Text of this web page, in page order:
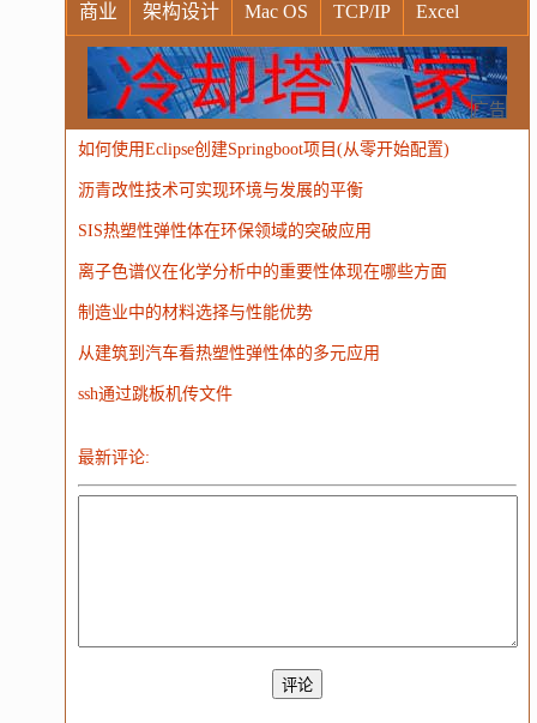
商业 架构设计 Mac OS TCP/IP Excel
Windows Oracle Socket VR Vim
MongoDB 运营 Python MemCache 硬件
电子 娱乐 设计 摄影 nginx 游戏
WordPress HTTP 团建 数码电器
广告
如何使用Eclipse创建Springboot项目(从零开始配置)
沥青改性技术可实现环境与发展的平衡
SIS热塑性弹性体在环保领域的突破应用
离子色谱仪在化学分析中的重要性体现在哪些方面
制造业中的材料选择与性能优势
从建筑到汽车看热塑性弹性体的多元应用
ssh通过跳板机传文件
最新评论: